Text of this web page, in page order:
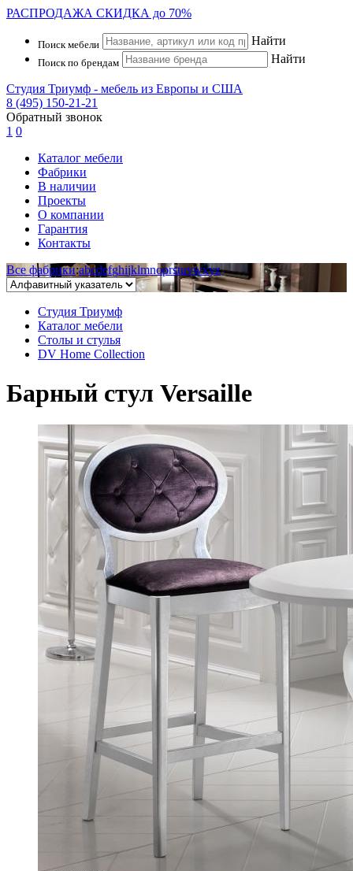
РАСПРОДАЖА СКИДКА до 70%
Поиск мебели Найти
Поиск по брендам Найти
Студия Триумф - мебель из Европы и США
8 (495) 150-21-21
Обратный звонок
1 0
Каталог мебели
Фабрики
В наличии
Проекты
О компании
Гарантия
Контакты
Все фабрики:abcdefghijklmnoprstuvwxyz
Студия Триумф
Каталог мебели
Столы и стулья
DV Home Collection
Барный стул Versaille